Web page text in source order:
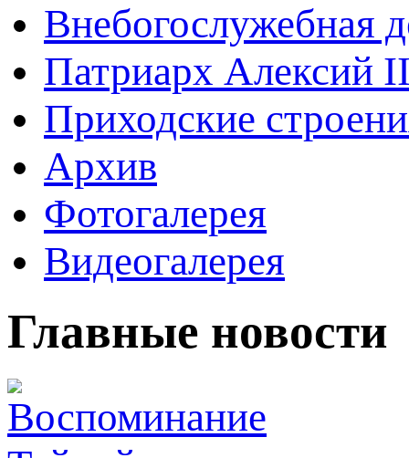
Внебогослужебная
Патриарх Алексий
Приходские
Архив
Фотогалерея
Видеогалерея
Главные новости